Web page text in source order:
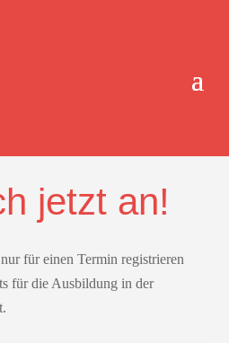
jetzt an!
für einen Termin registrieren
für die Ausbildung in der